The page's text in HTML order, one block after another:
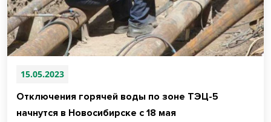
15.05.2023
Отключения горячей воды по зоне ТЭЦ-5
начнутся в Новосибирске с 18 мая